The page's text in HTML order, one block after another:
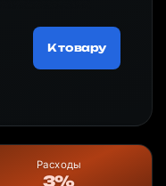
К товару
Расходы
3%